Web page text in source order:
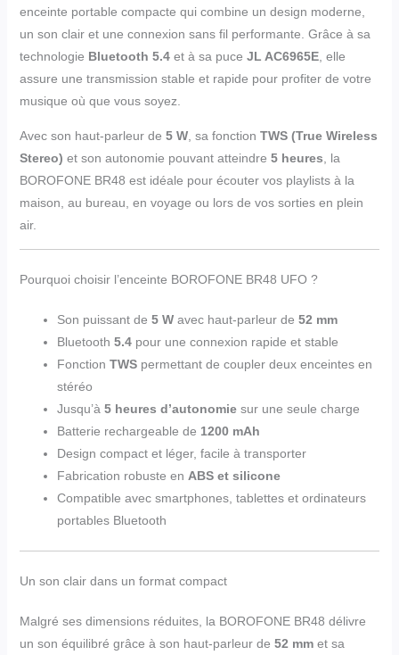
enceinte portable compacte qui combine un design moderne,
un son clair et une connexion sans fil performante. Grâce à sa
technologie Bluetooth 5.4et à sa puce JL AC6965E, elle
assure une transmission stable et rapide pour profiter de votre
musique où que vous soyez.
Avec son haut-parleur de 5 W, sa fonction TWS (True Wireless
Stereo) et son autonomie pouvant atteindre 5 heures , la
BOROFONE BR48 est idéale pour écouter vos playlists à la
maison, au bureau, en voyage ou lors de vos sorties en plein
air.
Pourquoi choisir l’enceinte BOROFONE BR48 UFO ?
Son puissant de 5 Wavec haut-parleur de 52 mm
Bluetooth 5.4pour une connexion rapide et stable
Fonction TWSpermettant de coupler deux enceintes en
stéréo
Jusqu’à 5 heures d’autonomiesur une seule charge
Batterie rechargeable de 1200 mAh
Design compact et léger, facile à transporter
Fabrication robuste en ABS et silicone
Compatible avec smartphones, tablettes et ordinateurs
portables Bluetooth
Un son clair dans un format compact
Malgré ses dimensions réduites, la BOROFONE BR48 délivre
un son équilibré grâce à son haut-parleur de 52 mmet sa